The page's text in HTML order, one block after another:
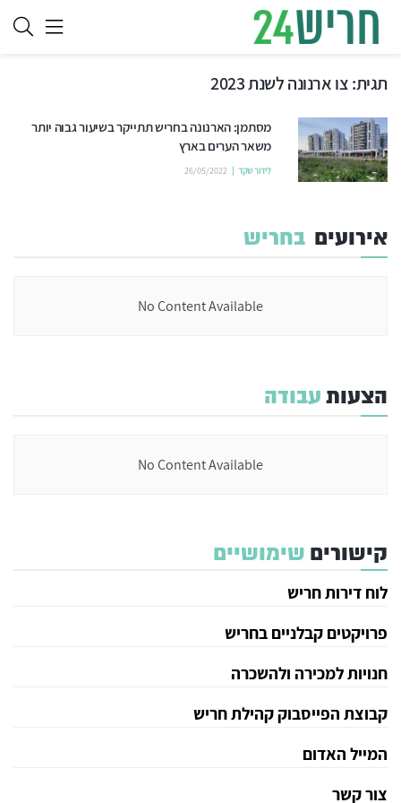
תגית:צו ארנונה לשנת 2023
מסתמן: הארנונה בחריש תתייקר בשיעור גבוה יותר
משאר הערים בארץ
לידור שקד 26/05/2022
אירועים בחריש
No Content Available
הצעותעבודה
No Content Available
קישורים שימושיים
לוח דירות חריש
פרויקטים קבלניים בחריש
חנויות למכירה ולהשכרה
קבוצת הפייסבוק קהילת חריש
המייל האדום
צור קשר